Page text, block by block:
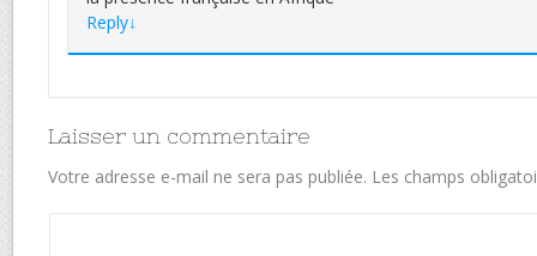
Reply↓
Laisser un commentaire
Votre adresse e-mail ne sera pas publiée. Les champs